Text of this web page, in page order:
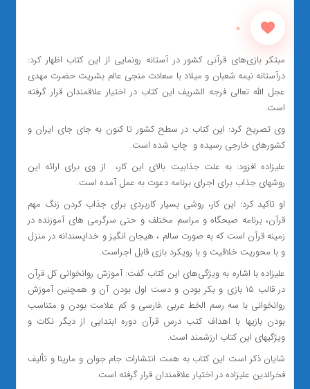
0
مبتکر بازی‌های قرآنی کشور در آستانه رونمایی از این کتاب اظهار کرد:
درآستانه نیمه شعبان و میلاد با سعادت منجی عالم بشریت حضرت مهدی
عجل الله تعالی فرجه الشریف این کتاب در اختیار علاقمندان قرار گرفته
است.
وی تصریح کرد: این کتاب در سطح کشور تا کنون به جای جای ایران و
کشورهای خارجی رسیده و چاپ شده است.
علیزاده افزود: به علت جذابیت بالای این کار، از وی برای ارائه این
روشهای جذاب برای اجرای برنامه دعوت به عمل آمده است.
او تاکید کرد: این کار، روشی بسیار کاربردی برای جذاب کردن زنگ مهم
قرآن، برنامه صبحگاه و مراسم مختلف و حتی سرگرمی های آموزنده در
زمینه قرآن است که به صورت سالم ، هیجان انگیز و خداپسندانه در منزل
و با محوریت خلاقیت و با رویکرد بازی قابل اجراست.
علیزاده با اشاره به ویژگی‌های این کتاب گفت: آموزش روانخوانی کل قرِآن
در قالب ۱۵ بازی و بکر بودن و دست اول بودن آن و همچنین آموزش
روانخوانی با سه رسم الخط عربی .فارسی و کم علامت بودن و متناسب
بودن بازیها با اهداف کتب درس قرآن دوره ابتدایی از دیگر نکات و
ویژگیهای این کتاب ارزشمند است.
شایان ذکر است این کتاب به همت انتشارات جام جوان و مارینا و تألیف
فخرالدین علیزاده در اختیار علاقمندان قرار گرفته است.